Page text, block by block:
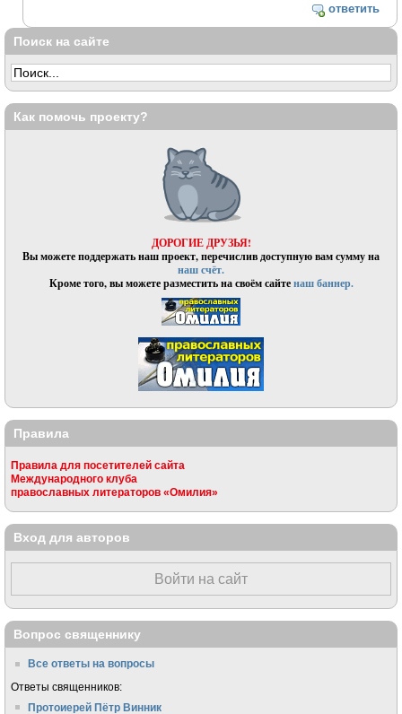
ответить
Поиск на сайте
Как помочь проекту?
ДОРОГИЕ ДРУЗЬЯ!
Вы можете поддержать наш проект, перечислив доступную вам сумму на
наш счёт.
Кроме того, вы можете разместить на своём сайтенаш баннер.
Правила
Правила для посетителей сайта
Международного клуба
православных литераторов «Омилия»
Вход для авторов
Войти на сайт
Вопрос священнику
Все ответы на вопросы
Ответы священников:
Протоиерей Пётр Винник